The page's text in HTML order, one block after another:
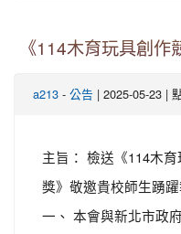
《114木育玩具創作
a213 - 公告 | 2025-05-23 |
主旨： 檢送《114木
獎》敬邀貴校師生踴
一、 本會與新北市政